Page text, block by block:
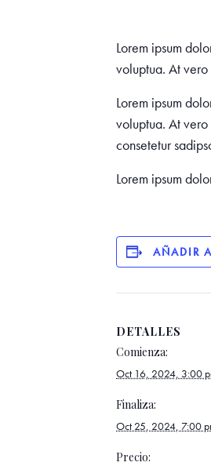
Lorem ipsum
voluptua. At vero
Lorem ipsum
voluptua. At vero
consetetur
Lorem ipsum
AÑADIR
DETALLES
Comienza:
Oct 16, 2024, 3:00
Finaliza:
Oct 25, 2024, 7:00
Precio: